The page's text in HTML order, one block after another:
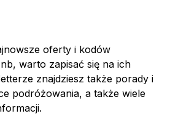
oferty i kodów
warto zapisać się na ich
znajdziesz także porady i
podróżowania, a także wiele